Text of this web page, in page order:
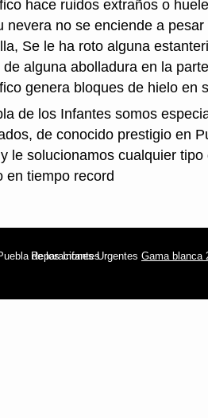
hace ruidos extraños o
nevera no se enciende a
Se le ha roto alguna
alguna abolladura en la
genera bloques de hielo en
de los Infantes somos
de conocido prestigio en
le solucionamos cualquier
en tiempo record
de los Infantes
Reparaciones Urgentes Gama blanca